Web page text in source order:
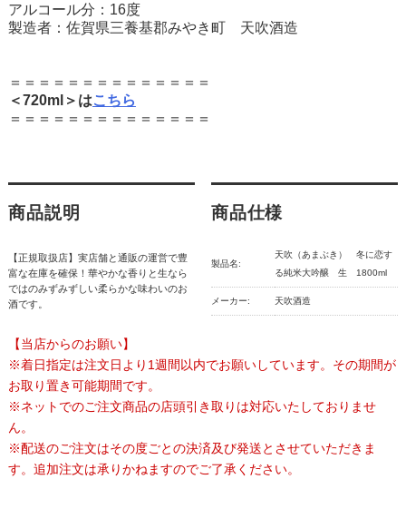
アルコール分：16度
製造者：佐賀県三養基郡みやき町 天吹酒造
＝＝＝＝＝＝＝＝＝＝＝＝＝＝
＜720ml＞はこちら
＝＝＝＝＝＝＝＝＝＝＝＝＝＝
商品説明
【正規取扱店】実店舗と通販の運営で豊
富な在庫を確保！華やかな香りと生なら
ではのみずみずしい柔らかな味わいのお
酒です。
商品仕様
製品名:
天吹（あまぶき） 冬に恋す
る純米大吟醸 生 1800ml
メーカー: 天吹酒造
【当店からのお願い】
※着日指定は注文日より1週間以内でお願いしています。その期間が
お取り置き可能期間です。
※ネットでのご注文商品の店頭引き取りは対応いたしておりませ
ん。
※配送のご注文はその度ごとの決済及び発送とさせていただきま
す。追加注文は承りかねますのでご了承ください。